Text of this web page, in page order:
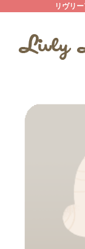
リヴリ